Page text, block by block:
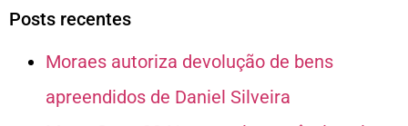
Posts recentes
Moraes autoriza devolução de bens
apreendidos de Daniel Silveira